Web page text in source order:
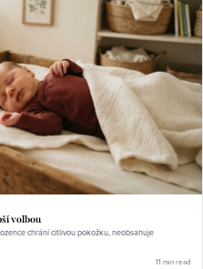
volbou
chrání citlivou pokožku, neobsahuje
11 min read